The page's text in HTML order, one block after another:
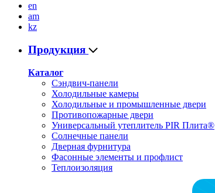
en
am
kz
Продукция
Каталог
Сэндвич-панели
Холодильные камеры
Холодильные и промышленные двери
Противопожарные двери
Универсальный утеплитель PIR Плита®
Солнечные панели
Дверная фурнитура
Фасонные элементы и профлист
Теплоизоляция